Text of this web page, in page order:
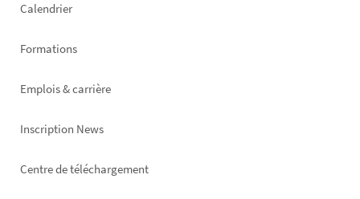
Calendrier
Formations
Emplois & carrière
Inscription News
Footer
Centre de téléchargement